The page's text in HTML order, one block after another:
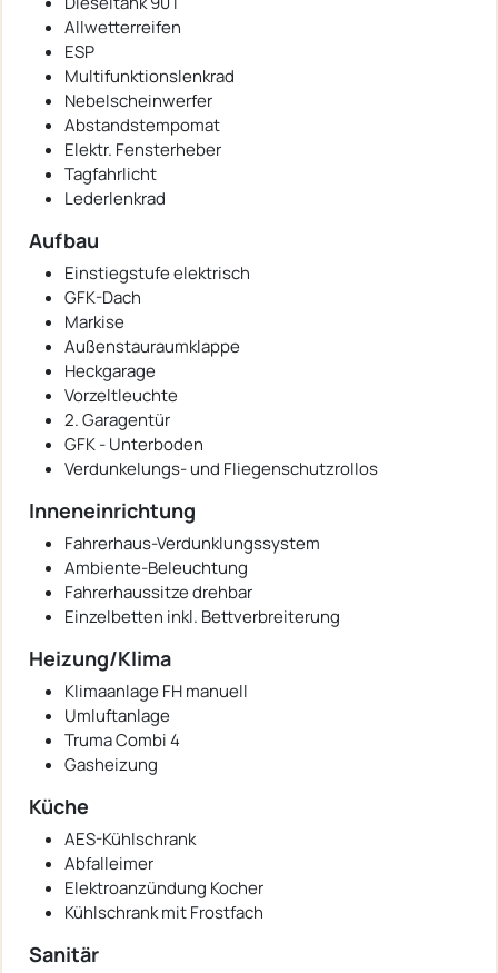
Allwetterreifen
ESP
Multifunktionslenkrad
Nebelscheinwerfer
Abstandstempomat
Elektr. Fensterheber
Tagfahrlicht
Lederlenkrad
Aufbau
Einstiegstufe elektrisch
GFK-Dach
Markise
Außenstauraumklappe
Heckgarage
Vorzeltleuchte
2. Garagentür
GFK - Unterboden
Verdunkelungs- und Fliegenschutzrollos
Inneneinrichtung
Fahrerhaus-Verdunklungssystem
Ambiente-Beleuchtung
Fahrerhaussitze drehbar
Einzelbetten inkl. Bettverbreiterung
Heizung/Klima
Klimaanlage FH manuell
Umluftanlage
Truma Combi 4
Gasheizung
Küche
AES-Kühlschrank
Abfalleimer
Elektroanzündung Kocher
Kühlschrank mit Frostfach
Sanitär